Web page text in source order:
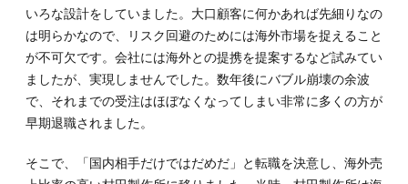
いろな設計をしていました。大口顧客に何かあれば先細りなの
は明らかなので、リスク回避のためには海外市場を捉えること
が不可欠です。会社には海外との提携を提案するなど試みてい
ましたが、実現しませんでした。数年後にバブル崩壊の余波
で、それまでの受注はほぼなくなってしまい非常に多くの方が
早期退職されました。
そこで、「国内相手だけではだめだ」と転職を決意し、海外売